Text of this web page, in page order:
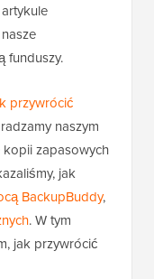
funduszy.
przywrócić
naszym
zapasowych
jak
BackupBuddy,
. W tym
jak przywrócić